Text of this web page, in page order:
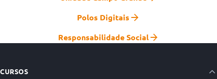
Polos Digitais
Responsabilidade Social
CURSOS